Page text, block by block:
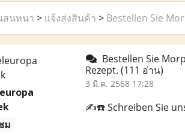
สนทนา > แจ้งส่งสินค้า > Bestellen Sie
ม
Bestellen Sie
Rezept. (111 อ่าน)
3 มี.ค. 2568 17:28
✍️☎️ Schreiben Sie